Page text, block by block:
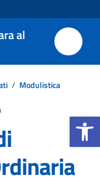
al
/ Modulistica
Apri la